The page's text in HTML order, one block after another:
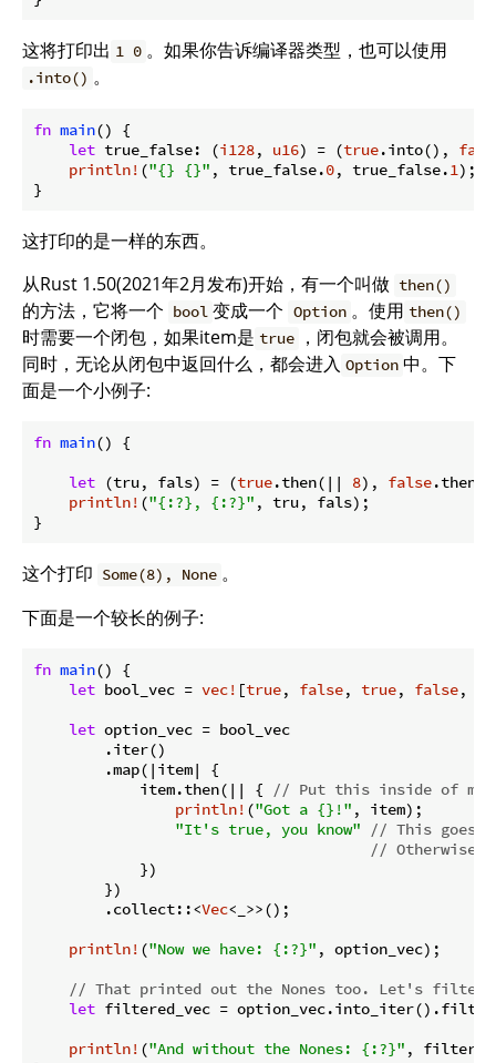
这将打印出 1 0 。如果你告诉编译器类型，也可以使用
.into() 。
fn main() {
let true_false: (i128, u16) = (true.into(),
println! ("{} {}" , true_false.0, true_false.1);
}
这打印的是一样的东西。
从Rust 1.50(2021年2月发布)开始，有一个叫做 then()
的方法，它将一个 bool 变成一个 Option 。使用 then()
时需要一个闭包，如果item是 true
，闭包就会被调用。
同时，无论从闭包中返回什么，都会进入 Option 中。下
面是一个小例子:
fn main() {
let (tru, fals) = (true.then(|| 8), false
println! ("{:?}, {:?}" , tru, fals);
}
这个打印 Some(8), None 。
下面是一个较长的例子:
fn main() {
let bool_vec = vec! [true, false, true, false,
let option_vec = bool_vec
        .iter()
        .map(|item| {
            item.then(|| {
// Put this inside of map
println! ("Got a {}!" , item);
"It's true, you know"
// This goes
// Otherwise
            })
        })
        .collect::<
Vec<_>>();
println! ("Now we have: {:?}" , option_vec);
// That printed out the Nones too. Let's filter
let filtered_vec =
println! ("And without the Nones: {:?}" ,